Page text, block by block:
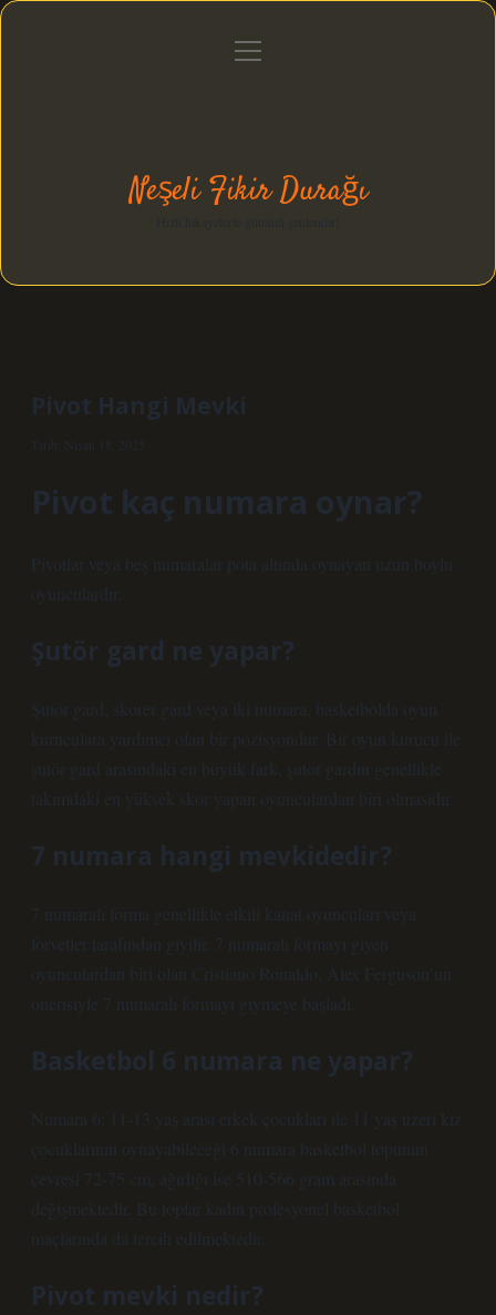
Gizlilik Politikası
menüyü
Neşeli Fikir Durağı
Pivot Hangi Mevki
Tarih: Nisan 18, 2025
Pivot kaç numara oynar?
Pivotlar veya beş numaralar pota altında oynayan uzun boylu
oyunculardır.
Şutör gard ne yapar?
Şutör gard, skorer gard veya iki numara, basketbolda oyun
kuruculara yardımcı olan bir pozisyondur. Bir oyun kurucu ile
şutör gard arasındaki en büyük fark, şutör gardın genellikle
takımdaki en yüksek skor yapan oyunculardan biri olmasıdır.
7 numara hangi mevkidedir?
7 numaralı forma genellikle etkili kanat oyuncuları veya
forvetler tarafından giyilir. 7 numaralı formayı giyen
oyunculardan biri olan Cristiano Ronaldo, Alex Ferguson’un
önerisiyle 7 numaralı formayı giymeye başladı.
Basketbol 6 numara ne yapar?
Numara 6: 11-13 yaş arası erkek çocukları ile 11 yaş üzeri kız
çocuklarının oynayabileceği 6 numara basketbol topunun
çevresi 72-75 cm, ağırlığı ise 510-566 gram arasında
değişmektedir. Bu toplar kadın profesyonel basketbol
maçlarında da tercih edilmektedir.
Pivot mevki nedir?